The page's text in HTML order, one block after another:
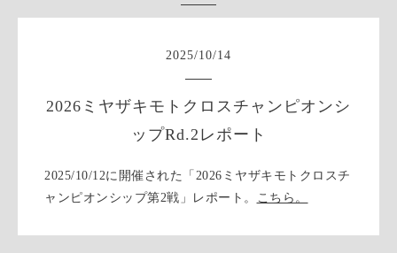
2025/10/14
2026ミヤザキモトクロスチャンピオンシ
ップRd.2レポート
2025/10/12に開催された「2026ミヤザキモトクロスチ
ャンピオンシップ第2戦」レポート。 こちら。